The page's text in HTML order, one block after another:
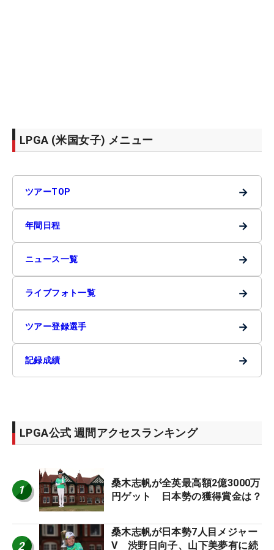
LPGA (米国女子) メニュー
ツアーTOP →
年間日程 →
ニュース一覧 →
ライブフォト一覧 →
ツアー登録選手 →
記録成績 →
LPGA公式 週間アクセスランキング
1
桑木志帆が全英最高額2億3000万
円ゲット 日本勢の獲得賞金は？
2
桑木志帆が日本勢7人目メジャー
V 渋野日向子、山下美夢有に続